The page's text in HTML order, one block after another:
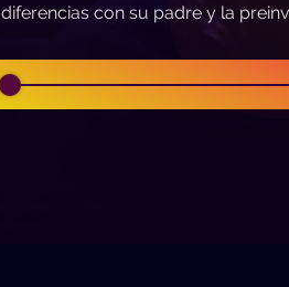
diferencias con su padre y la